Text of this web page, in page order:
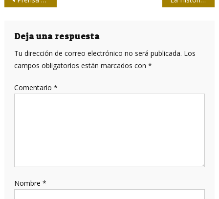
entradas
Deja una respuesta
Tu dirección de correo electrónico no será publicada. Los
campos obligatorios están marcados con *
Comentario *
Nombre *